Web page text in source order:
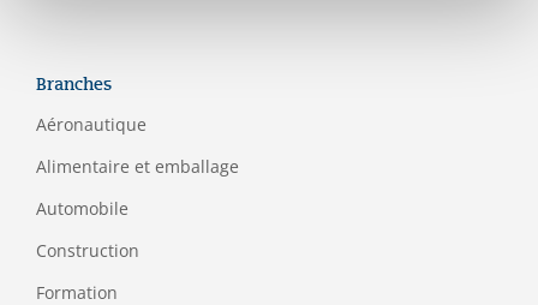
Branches
Aéronautique
Alimentaire et emballage
Automobile
Construction
Formation